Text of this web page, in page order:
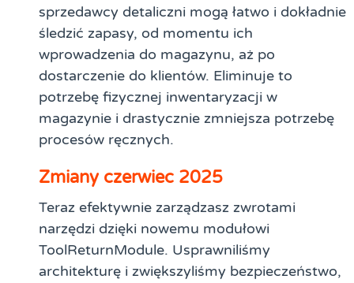
sprzedawcy detaliczni mogą łatwo i dokładnie
śledzić zapasy, od momentu ich
wprowadzenia do magazynu, aż po
dostarczenie do klientów. Eliminuje to
potrzebę fizycznej inwentaryzacji w
magazynie i drastycznie zmniejsza potrzebę
procesów ręcznych.
Zmiany czerwiec 2025
Teraz efektywnie zarządzasz zwrotami
narzędzi dzięki nowemu modułowi
ToolReturnModule. Usprawniliśmy
architekturę i zwiększyliśmy bezpieczeństwo,